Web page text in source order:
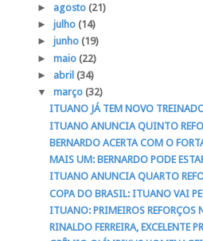
► agosto (21)
► julho (14)
► junho (19)
► maio (22)
► abril (34)
▼ março (32)
ITUANO JÁ TEM NOVO
ITUANO ANUNCIA QUINTO
BERNARDO ACERTA COM O
MAIS UM: BERNARDO PODE
ITUANO ANUNCIA QUARTO
COPA DO BRASIL: ITUANO VAI
ITUANO: PRIMEIROS REFORÇOS
RINALDO FERREIRA, EXCELENTE